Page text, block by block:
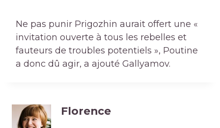
Ne pas punir Prigozhin aurait offert une «
invitation ouverte à tous les rebelles et
fauteurs de troubles potentiels », Poutine
a donc dû agir, a ajouté Gallyamov.
Florence